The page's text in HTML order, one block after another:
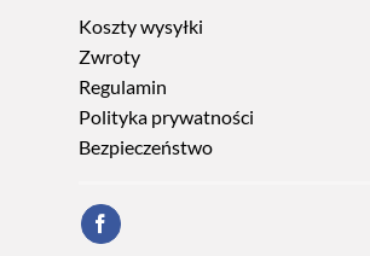
Koszty wysyłki
Zwroty
Regulamin
Polityka prywatności
Bezpieczeństwo